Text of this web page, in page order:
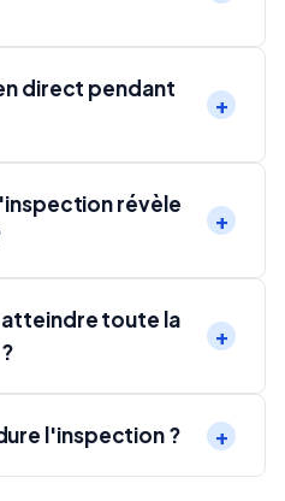
direct pendant
révèle
toute la
l'inspection ?